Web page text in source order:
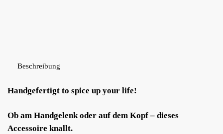
Beschreibung
Handgefertigt to spice up your life!
Ob am Handgelenk oder auf dem Kopf – dieses
Accessoire knallt.